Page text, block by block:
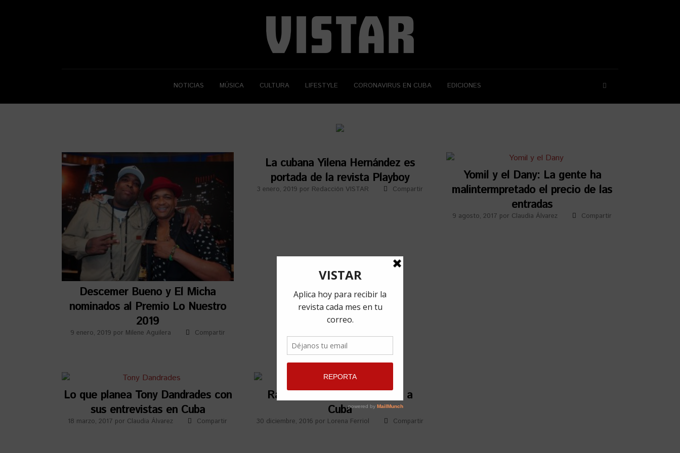
NOTICIAS MÚSICA CULTURA LIFESTYLE CORONAVIRUS EN CUBA EDICIONES
Descemer Bueno y El Micha
nominados al Premio Lo Nuestro
2019
9 enero, 2019 por Milene Aguilera Compartir
La cubana Yilena Hernández es
portada de la revista Playboy
3 enero, 2019 por Redacción VISTAR Compartir
Yomil y el Dany: La gente ha
malintermpretado el precio de las
entradas
9 agosto, 2017 por Claudia Álvarez Compartir
Lo que planea Tony Dandrades con
sus entrevistas en Cuba
18 marzo, 2017 por Claudia Álvarez Compartir
Raúl de Molina, de Univisión a
Cuba
30 diciembre, 2016 por Lorena Ferriol Compartir